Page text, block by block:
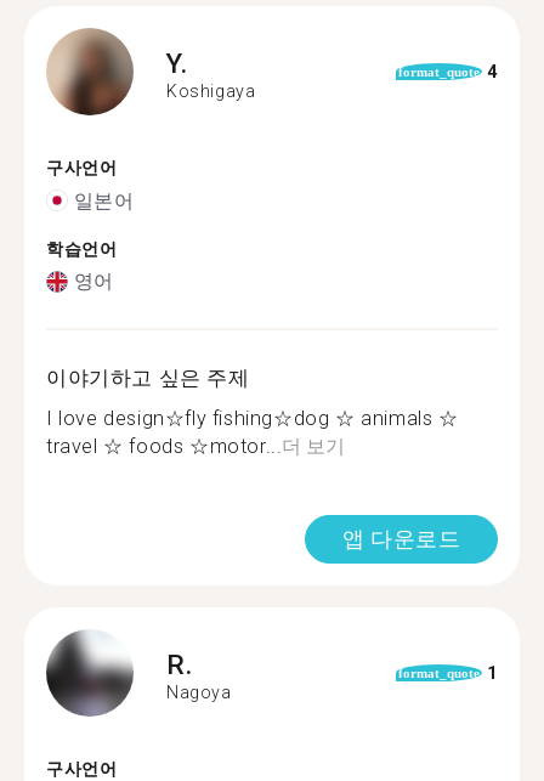
Y.
Koshigaya
format_quote 4
구사언어
일본어
학습언어
영어
이야기하고 싶은 주제
I love design☆fly fishing☆dog ☆ animals ☆
travel ☆ foods ☆motor...더 보기
앱 다운로드
R.
Nagoya
format_quote 1
구사언어